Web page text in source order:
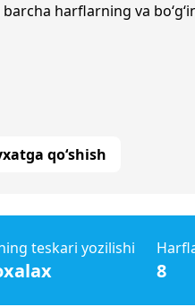
barcha harflarning va
qo‘shish
teskari yozilishi
8